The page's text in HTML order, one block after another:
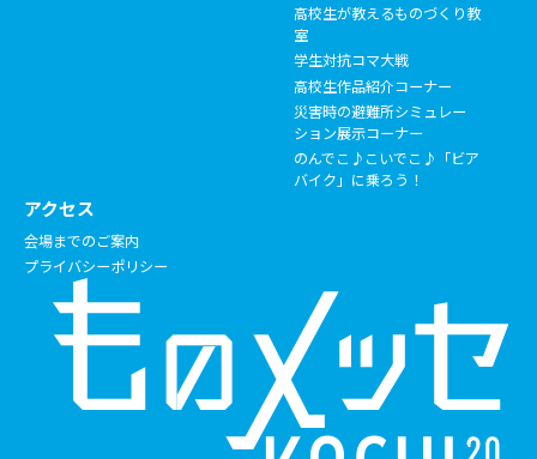
高校生が教えるものづくり教
室
学生対抗コマ大戦
高校生作品紹介コーナー
災害時の避難所シミュレー
ション展示コーナー
のんでこ♪こいでこ♪「ビア
バイク」に乗ろう！
アクセス
会場までのご案内
プライバシーポリシー